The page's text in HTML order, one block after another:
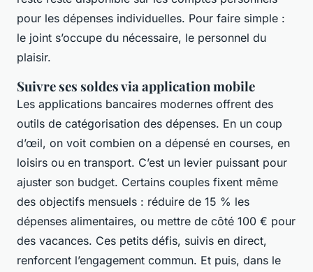
pour les dépenses individuelles. Pour faire simple :
le joint s’occupe du nécessaire, le personnel du
plaisir.
Suivre ses soldes via application mobile
Les applications bancaires modernes offrent des
outils de catégorisation des dépenses. En un coup
d’œil, on voit combien on a dépensé en courses, en
loisirs ou en transport. C’est un levier puissant pour
ajuster son budget. Certains couples fixent même
des objectifs mensuels : réduire de 15 % les
dépenses alimentaires, ou mettre de côté 100 € pour
des vacances. Ces petits défis, suivis en direct,
renforcent l’engagement commun. Et puis, dans le